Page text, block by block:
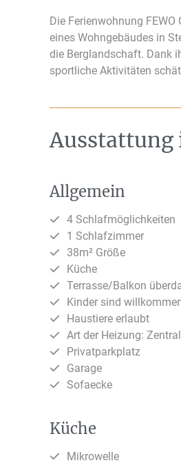
Die Ferienwohnung
eines Wohngebäudes in
die Berglandschaft. Dank
sportliche Aktivitäten
Ausstattung
Allgemein
4 Schlafmöglichkeiten
1 Schlafzimmer
38m² Größe
Küche
Terrasse/Balkon
Kinder sind
Haustiere erlaubt
Art der Heizung:
Privatparkplatz
Garage
Sofaecke
Küche
Mikrowelle